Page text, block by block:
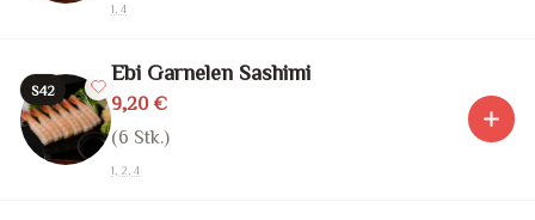
1, 4
S42
Ebi Garnelen Sashimi
9,20 €
(6 Stk.)
1, 2, 4